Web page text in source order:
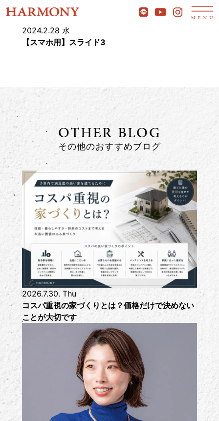
2024.2.28 水
【スマホ用】スライド3
OTHER BLOG
その他のおすすめブログ
2026.7.30. Thu
コスパ重視の家づくりとは？価格だけで決めない
ことが大切です